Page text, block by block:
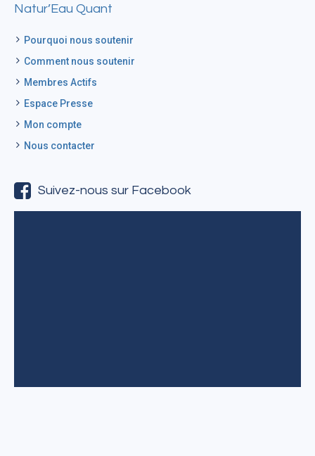
Natur’Eau Quant
Pourquoi nous soutenir
Comment nous soutenir
Membres Actifs
Espace Presse
Mon compte
Nous contacter
Suivez-nous sur Facebook